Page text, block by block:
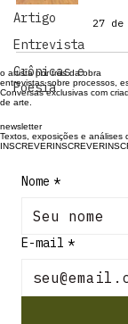
Artigo
Entrevista
Crônicas e
Poesia
27 de
o artista por trás da obra
entrevistas sobre processos,
Conversas exclusivas com
de arte.
newsletter
Textos, exposições e análises
INSCREVER
Nome *
E-mail *